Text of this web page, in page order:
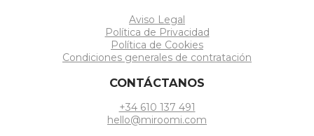
Aviso Legal
Política de Privacidad
Política de Cookies
Condiciones generales de contratación
CONTÁCTANOS
+34 610 137 491
hello@miroomi.com